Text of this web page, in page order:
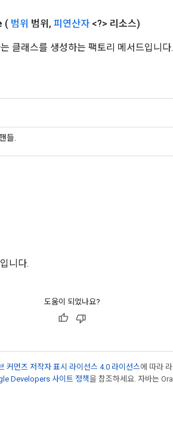
( 범위 범위 , 피연산자 <?> 리소스)
클래스를 생성하는 팩토리 메서드입니다.
들.
니다.
도움이 되었나요?
커먼즈 저작자 표시 라이선스 4.0 라이선스에 따라
Developers 사이트 정책을 참조하세요. 자바는